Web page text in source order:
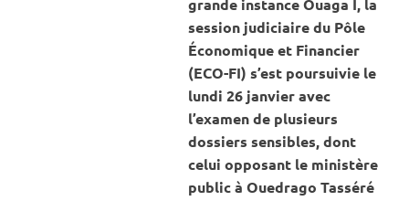
grande instance Ouaga I, la
session judiciaire du Pôle
Économique et Financier
(ECO-FI) s’est poursuivie le
lundi 26 janvier avec
l’examen de plusieurs
dossiers sensibles, dont
celui opposant le ministère
public à Ouedrago Tasséré